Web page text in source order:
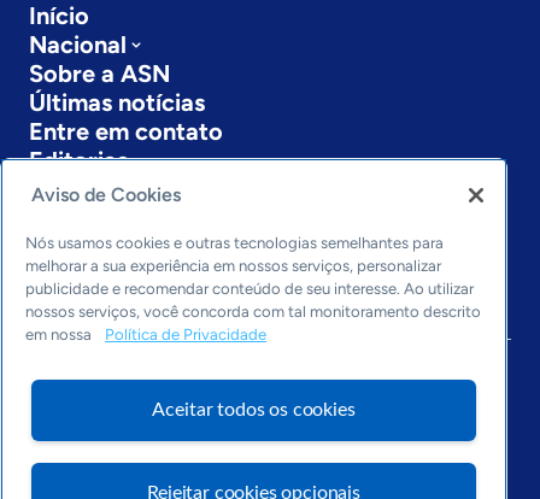
Início
Nacional
Sobre a ASN
Últimas notícias
Entre em contato
Editorias
Economia & Política
Inovação & Tecnologia
Cultura empreendedora
Dados
Arquivo
Aviso de Cookies
Nós usamos cookies e outras tecnologias semelhantes para
melhorar a sua experiência em nossos serviços, personalizar
publicidade e recomendar conteúdo de seu interesse. Ao utilizar
nossos serviços, você concorda com tal monitoramento descrito
em nossa
Política de Privacidade
Aceitar todos os cookies
Rejeitar cookies opcionais